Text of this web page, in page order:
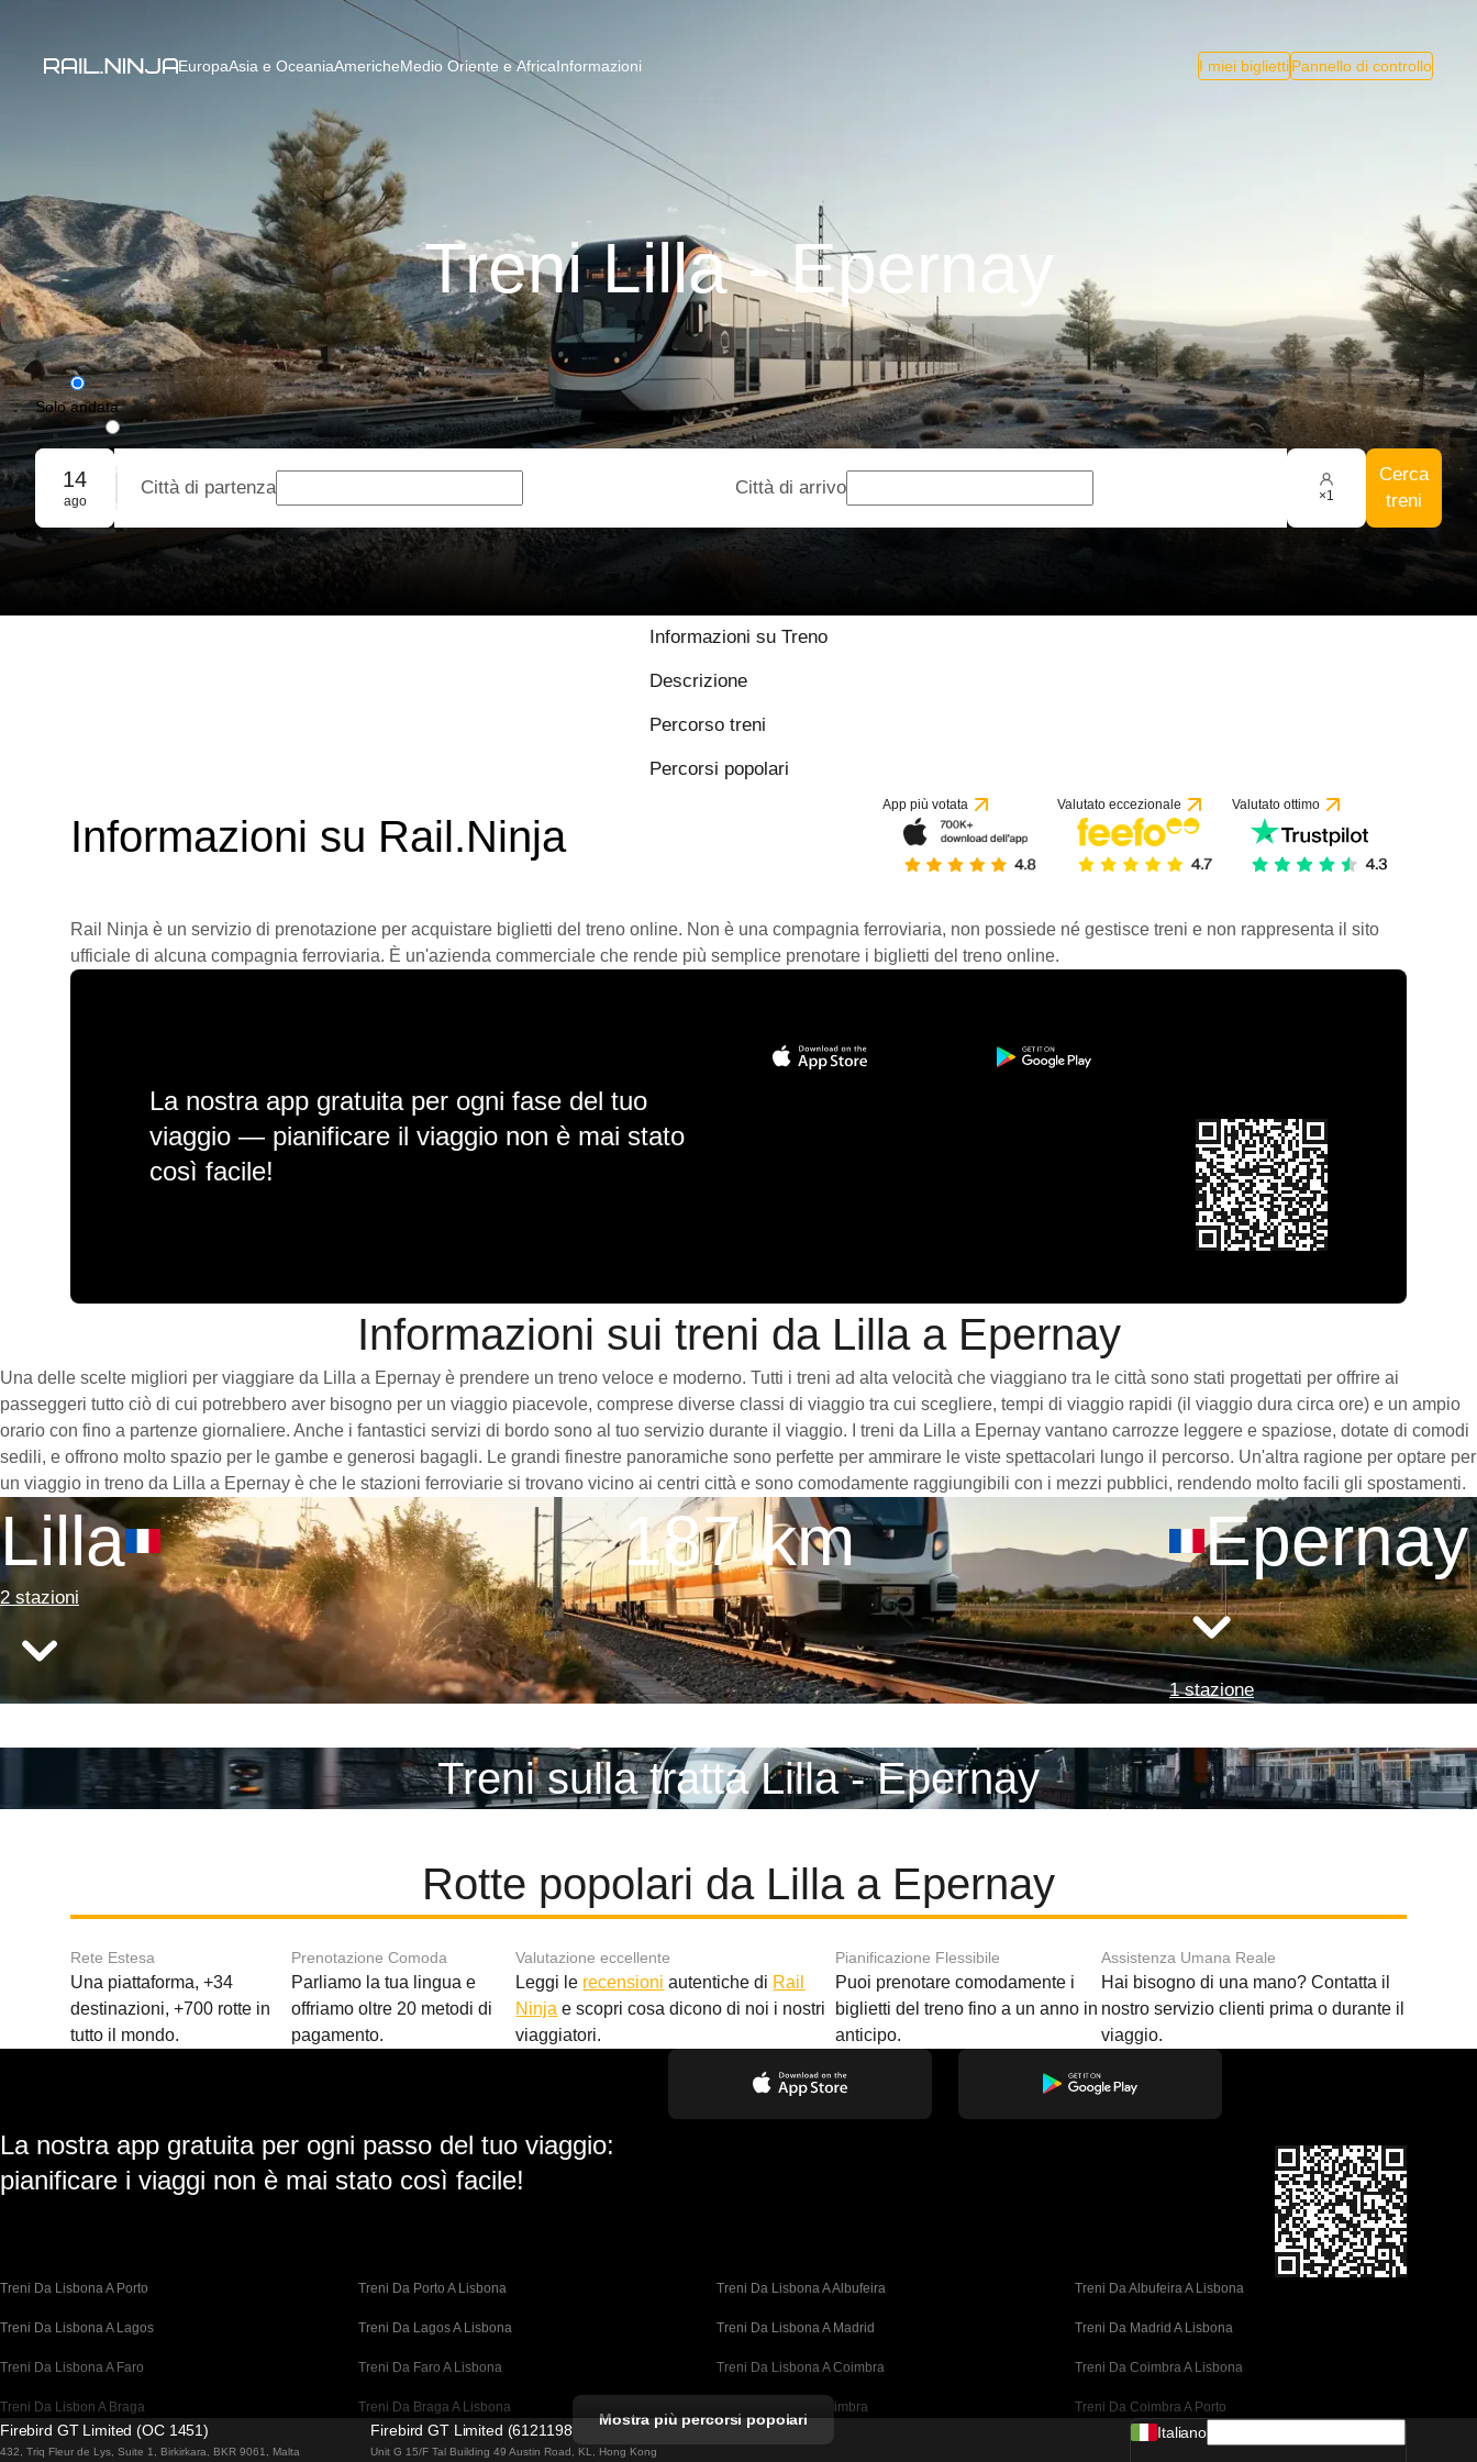
EuropaAsia e OceaniaAmericheMedio Oriente e AfricaInformazioni I miei bigliettiPannello di controllo
Treni Lilla - Epernay
Solo andata
Andata e ritorno
Prenotazione di gruppo
14
ago
Città di partenza Città di arrivo ×1
Cerca
treni
Informazioni su Treno
Descrizione
Percorso treni
Percorsi popolari
Informazioni su Rail.Ninja
App più votata Valutato eccezionale Valutato ottimo
Rail Ninja è un servizio di prenotazione per acquistare biglietti del treno online. Non è una compagnia ferroviaria, non possiede né gestisce treni e non rappresenta il sito
ufficiale di alcuna compagnia ferroviaria. È un'azienda commerciale che rende più semplice prenotare i biglietti del treno online.
La nostra app gratuita per ogni fase del tuo
viaggio — pianificare il viaggio non è mai stato
così facile!
Informazioni sui treni da Lilla a Epernay
Una delle scelte migliori per viaggiare da Lilla a Epernay è prendere un treno veloce e moderno. Tutti i treni ad alta velocità che viaggiano tra le città sono stati progettati per offrire ai
passeggeri tutto ciò di cui potrebbero aver bisogno per un viaggio piacevole, comprese diverse classi di viaggio tra cui scegliere, tempi di viaggio rapidi (il viaggio dura circa ore) e un ampio
orario con fino a partenze giornaliere. Anche i fantastici servizi di bordo sono al tuo servizio durante il viaggio. I treni da Lilla a Epernay vantano carrozze leggere e spaziose, dotate di comodi
sedili, e offrono molto spazio per le gambe e generosi bagagli. Le grandi finestre panoramiche sono perfette per ammirare le viste spettacolari lungo il percorso. Un'altra ragione per optare per
un viaggio in treno da Lilla a Epernay è che le stazioni ferroviarie si trovano vicino ai centri città e sono comodamente raggiungibili con i mezzi pubblici, rendendo molto facili gli spostamenti.
Lilla
2 stazioni
187 km Epernay
1 stazione
Treni sulla tratta Lilla - Epernay
Rotte popolari da Lilla a Epernay
Rete Estesa
Una piattaforma, +34
destinazioni, +700 rotte in
tutto il mondo.
Prenotazione Comoda
Parliamo la tua lingua e
offriamo oltre 20 metodi di
pagamento.
Valutazione eccellente
Leggi le recensioni autentiche di Rail
Ninja e scopri cosa dicono di noi i nostri
viaggiatori.
Pianificazione Flessibile
Puoi prenotare comodamente i
biglietti del treno fino a un anno in
anticipo.
Assistenza Umana Reale
Hai bisogno di una mano? Contatta il
nostro servizio clienti prima o durante il
viaggio.
La nostra app gratuita per ogni passo del tuo viaggio:
pianificare i viaggi non è mai stato così facile!
Treni Da Lisbona A Porto Treni Da Porto A Lisbona Treni Da Lisbona A Albufeira Treni Da Albufeira A Lisbona
Treni Da Lisbona A Lagos Treni Da Lagos A Lisbona Treni Da Lisbona A Madrid Treni Da Madrid A Lisbona
Treni Da Lisbona A Faro Treni Da Faro A Lisbona Treni Da Lisbona A Coimbra Treni Da Coimbra A Lisbona
Treni Da Lisbon A Braga Treni Da Braga A Lisbona Treni Da Porto A Coimbra Treni Da Coimbra A Porto
Treni Da Barcellona A Madrid Treni Da Madrid A Barcellona Treni Da Valencia A Barcellona
Mostra più percorsi popolari
Firebird GT Limited (OC 1451)
432, Triq Fleur de Lys, Suite 1, Birkirkara, BKR 9061, Malta
Firebird GT Limited (61211989)
Unit G 15/F Tal Building 49 Austin Road, KL, Hong Kong
Italiano